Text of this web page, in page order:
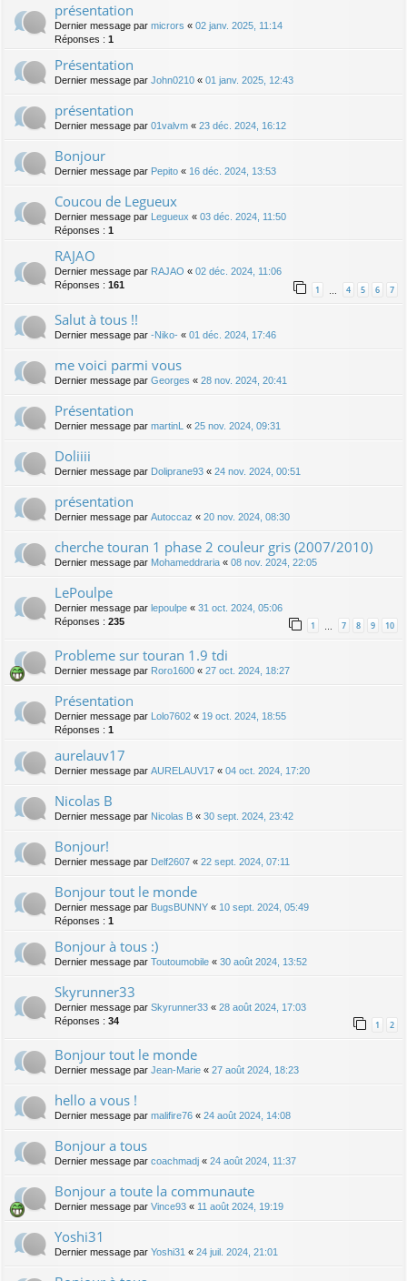
présentation
Dernier message par micrors « 02 janv. 2025, 11:14
Réponses : 1
Présentation
Dernier message par John0210 « 01 janv. 2025, 12:43
présentation
Dernier message par 01valvm « 23 déc. 2024, 16:12
Bonjour
Dernier message par Pepito « 16 déc. 2024, 13:53
Coucou de Legueux
Dernier message par Legueux « 03 déc. 2024, 11:50
Réponses : 1
RAJAO
Dernier message par RAJAO « 02 déc. 2024, 11:06
Réponses : 161 1 4 5 6 7
Salut à tous !!
Dernier message par -Niko- « 01 déc. 2024, 17:46
me voici parmi vous
Dernier message par Georges « 28 nov. 2024, 20:41
Présentation
Dernier message par martinL « 25 nov. 2024, 09:31
Doliiii
Dernier message par Doliprane93 « 24 nov. 2024, 00:51
présentation
Dernier message par Autoccaz « 20 nov. 2024, 08:30
cherche touran 1 phase 2 couleur gris (2007/2010)
Dernier message par Mohameddraria « 08 nov. 2024, 22:05
LePoulpe
Dernier message par lepoulpe « 31 oct. 2024, 05:06
Réponses : 235 1 7 8 9 10
Probleme sur touran 1.9 tdi
Dernier message par Roro1600 « 27 oct. 2024, 18:27
Présentation
Dernier message par Lolo7602 « 19 oct. 2024, 18:55
Réponses : 1
aurelauv17
Dernier message par AURELAUV17 « 04 oct. 2024, 17:20
Nicolas B
Dernier message par Nicolas B « 30 sept. 2024, 23:42
Bonjour!
Dernier message par Delf2607 « 22 sept. 2024, 07:11
Bonjour tout le monde
Dernier message par BugsBUNNY « 10 sept. 2024, 05:49
Réponses : 1
Bonjour à tous :)
Dernier message par Toutoumobile « 30 août 2024, 13:52
Skyrunner33
Dernier message par Skyrunner33 « 28 août 2024, 17:03
Réponses : 34 1 2
Bonjour tout le monde
Dernier message par Jean-Marie « 27 août 2024, 18:23
hello a vous !
Dernier message par malifire76 « 24 août 2024, 14:08
Bonjour a tous
Dernier message par coachmadj « 24 août 2024, 11:37
Bonjour a toute la communaute
Dernier message par Vince93 « 11 août 2024, 19:19
Yoshi31
Dernier message par Yoshi31 « 24 juil. 2024, 21:01